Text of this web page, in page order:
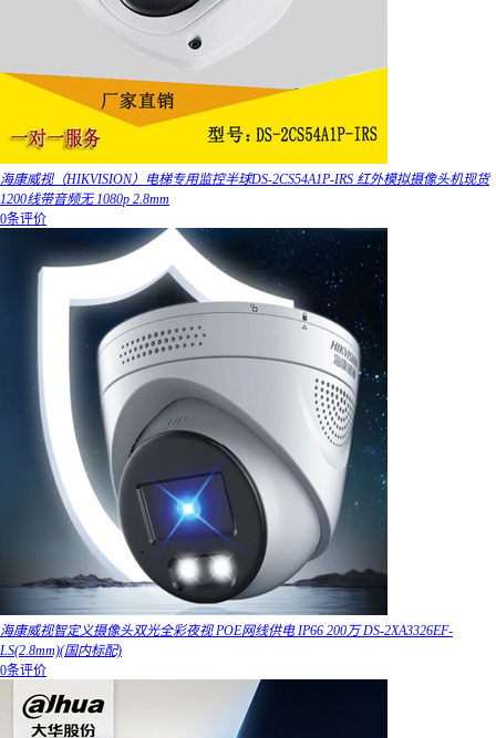
海康威视（HIKVISION）电梯专用监控半球DS-2CS54A1P-IRS 红外模拟摄像头机现货
1200线带音频无 1080p 2.8mm
0条评价
海康威视智定义摄像头双光全彩夜视 POE网线供电 IP66 200万 DS-2XA3326EF-
LS(2.8mm)(国内标配)
0条评价